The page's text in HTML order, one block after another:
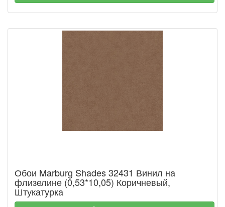
Обои Marburg Shades 32431 Винил на
флизелине (0,53*10,05) Коричневый,
Штукатурка